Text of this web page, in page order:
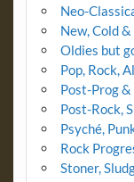
Neo-
New, Cold
Oldies but
Pop, Rock,
Post-Prog
Post-Rock,
Psyché,
Rock
Stoner,